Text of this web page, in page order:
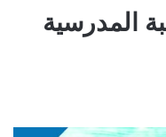
المدرسية